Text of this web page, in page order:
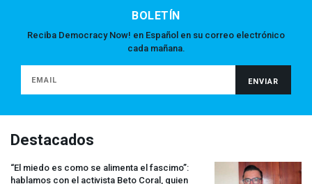
BOLETÍN
Reciba Democracy Now! en Español en su correo electrónico
cada mañana.
Destacados
“El miedo es como se alimenta el fascimo”:
hablamos con el activista Beto Coral, quien